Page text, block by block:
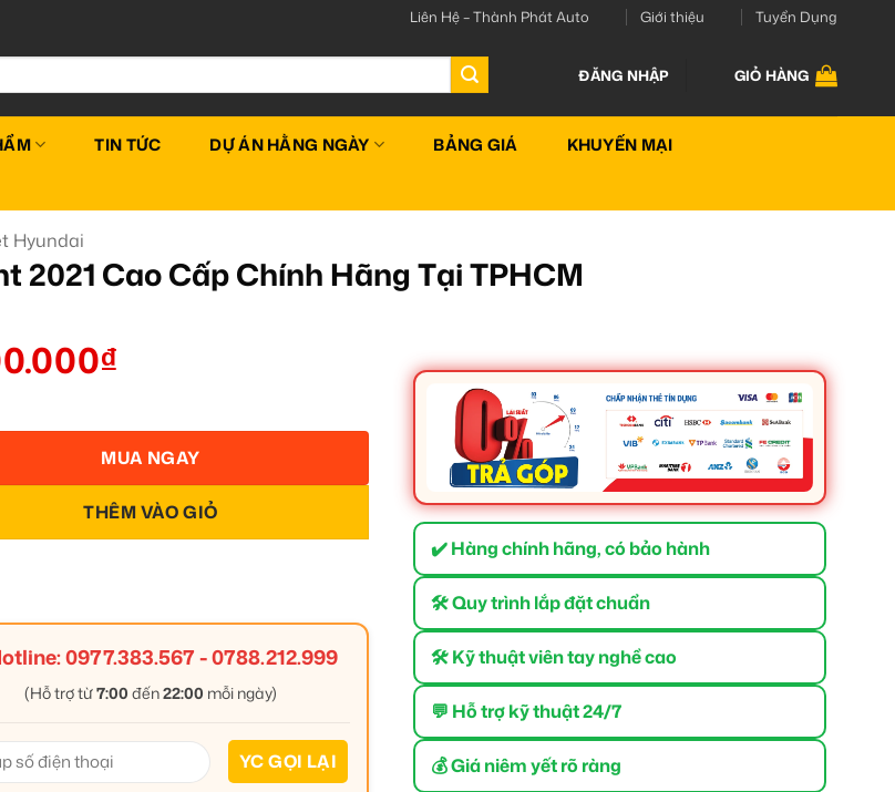
Liên Hệ – Thành Phát Auto Giới thiệu Tuyển Dụng
ĐĂNG NHẬP GIỎ HÀNG
TIN TỨC DỰ ÁN HẰNG NGÀY BẢNG GIÁ KHUYẾN MẠI
Hyundai
Cao Cấp Chính Hãng Tại TPHCM
₫
THÊM VÀO GIỎ
MUA NGAY
0977.383.567-0788.212.999
(Hỗ trợ từ7:00 đến22:00 mỗi ngày)
✔️ Hàng chính hãng, có bảo hành
🛠 Quy trình lắp đặt chuẩn
🛠 Kỹ thuật viên tay nghề cao
💬 Hỗ trợ kỹ thuật 24/7
💰 Giá niêm yết rõ ràng